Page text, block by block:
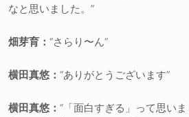
なと思いました。”
畑芽育： “さらり〜ん”
横田真悠： “ありがとうございます”
横田真悠： “「面白すぎる」って思い